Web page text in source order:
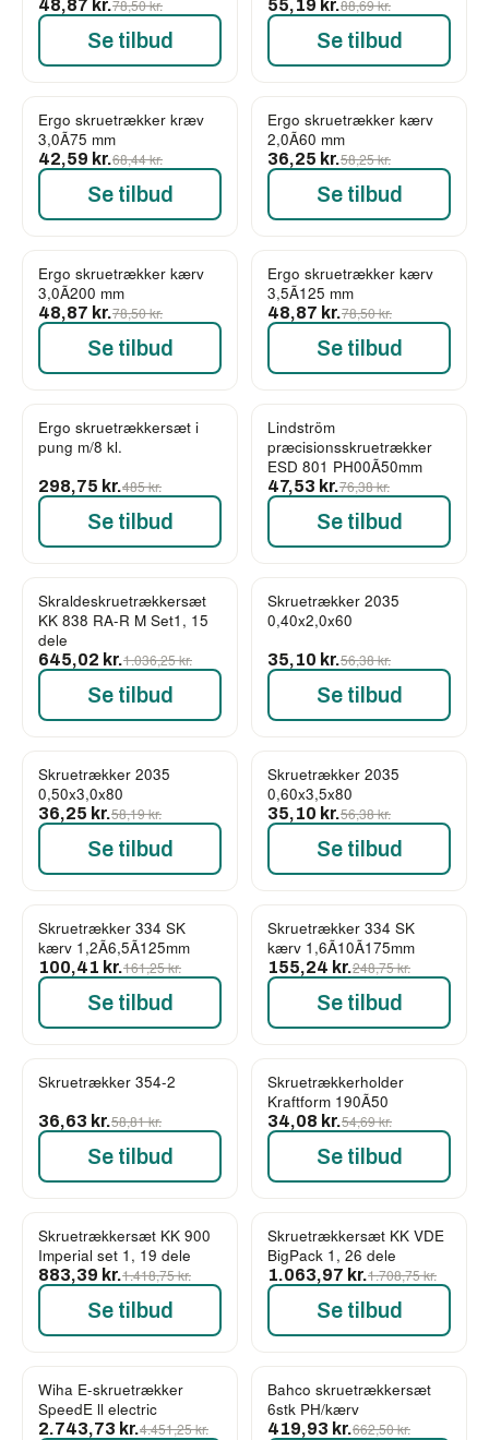
48,87 kr.78,50 kr.
Se tilbud
55,19 kr.88,69 kr.
Se tilbud
-38%
Ergo skruetrækker kræv
3,0Ã75 mm
42,59 kr.68,44 kr.
Se tilbud
-38%
Ergo skruetrækker kærv
2,0Ã60 mm
36,25 kr.58,25 kr.
Se tilbud
-38%
Ergo skruetrækker kærv
3,0Ã200 mm
48,87 kr.78,50 kr.
Se tilbud
-38%
Ergo skruetrækker kærv
3,5Ã125 mm
48,87 kr.78,50 kr.
Se tilbud
-38%
Ergo skruetrækkersæt i
pung m/8 kl.
298,75 kr.485 kr.
Se tilbud
-38%
Lindström
præcisionsskruetrækker
ESD 801 PH00Ã50mm
47,53 kr.76,38 kr.
Se tilbud
-38%
Skraldeskruetrækkersæt
KK 838 RA-R M Set1, 15
dele
645,02 kr.1.036,25 kr.
Se tilbud
-38%
Skruetrækker 2035
0,40x2,0x60
35,10 kr.56,38 kr.
Se tilbud
-38%
Skruetrækker 2035
0,50x3,0x80
36,25 kr.58,19 kr.
Se tilbud
-38%
Skruetrækker 2035
0,60x3,5x80
35,10 kr.56,38 kr.
Se tilbud
-38%
Skruetrækker 334 SK
kærv 1,2Ã6,5Ã125mm
100,41 kr.161,25 kr.
Se tilbud
-38%
Skruetrækker 334 SK
kærv 1,6Ã10Ã175mm
155,24 kr.248,75 kr.
Se tilbud
-38%
Skruetrækker 354-2
36,63 kr.58,81 kr.
Se tilbud
-38%
Skruetrækkerholder
Kraftform 190Ã50
34,08 kr.54,69 kr.
Se tilbud
-38%
Skruetrækkersæt KK 900
Imperial set 1, 19 dele
883,39 kr.1.418,75 kr.
Se tilbud
-38%
Skruetrækkersæt KK VDE
BigPack 1, 26 dele
1.063,97 kr.1.708,75 kr.
Se tilbud
-38%
Wiha E-skruetrækker
SpeedE ll electric
2.743,73 kr.4.451,25 kr.
-37%
Bahco skruetrækkersæt
6stk PH/kærv
419,93 kr.662,50 kr.